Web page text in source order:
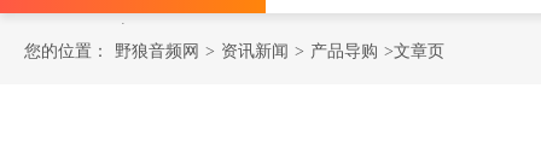
您的位置： 野狼音频网 > 资讯新闻 > 产品导购 >文章页